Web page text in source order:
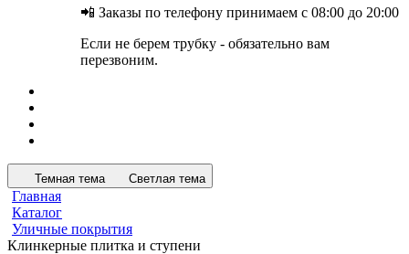
📲 Заказы по телефону принимаем с 08:00 до 20:00
Если не берем трубку - обязательно вам
перезвоним.
Темная тема Светлая тема
Главная
Каталог
Уличные покрытия
Клинкерные плитка и ступени